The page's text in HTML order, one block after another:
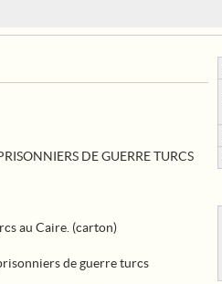
DE GUERRE TURCS
au Caire. (carton)
de guerre turcs